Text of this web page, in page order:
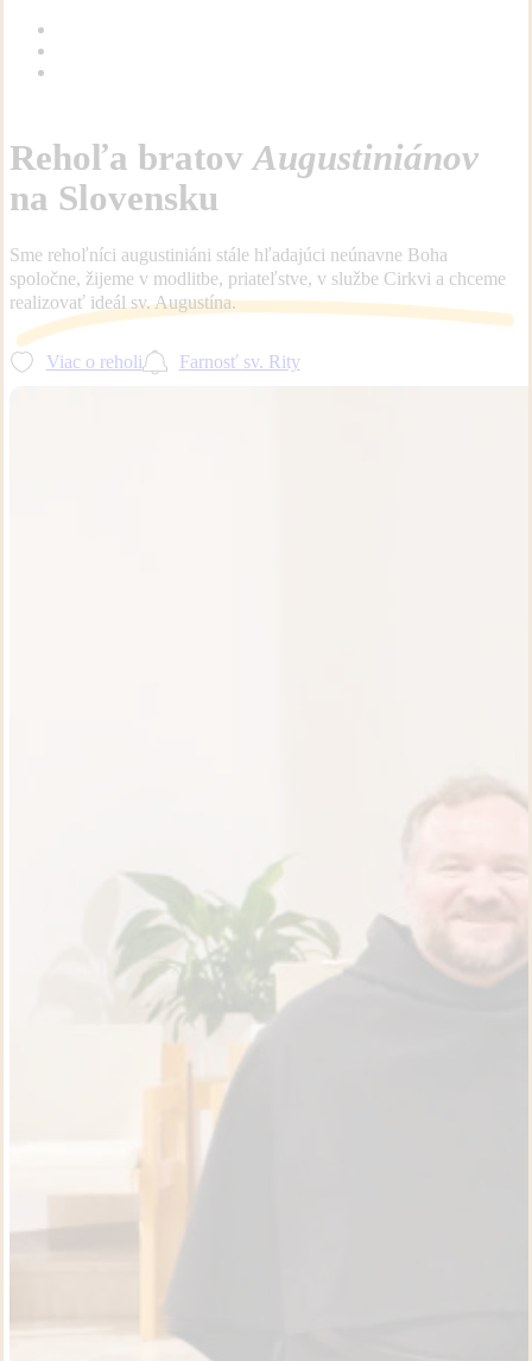
Rehoľa bratov Augustiniánov
na Slovensku
Sme rehoľníci augustiniáni stále hľadajúci neúnavne Boha
spoločne, žijeme v modlitbe, priateľstve, v službe Cirkvi a chceme
realizovať ideál sv. Augustína.
Viac o reholi Farnosť sv. Rity